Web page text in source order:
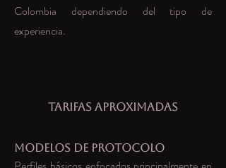
Colombia dependiendo del tipo de
experiencia.
Tarifas Aproximadas
Modelos de Protocolo